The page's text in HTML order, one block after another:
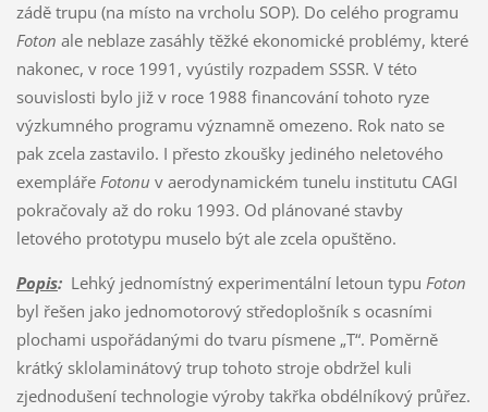
zádě trupu (na místo na vrcholu SOP). Do celého programu
Foton ale neblaze zasáhly těžké ekonomické problémy, které
nakonec, v roce 1991, vyústily rozpadem SSSR. V této
souvislosti bylo již v roce 1988 financování tohoto ryze
výzkumného programu významně omezeno. Rok nato se
pak zcela zastavilo. I přesto zkoušky jediného neletového
exempláře Fotonu v aerodynamickém tunelu institutu CAGI
pokračovaly až do roku 1993. Od plánované stavby
letového prototypu muselo být ale zcela opuštěno.
Popis:Lehký jednomístný experimentální letoun typu Foton
byl řešen jako jednomotorový středoplošník s ocasními
plochami uspořádanými do tvaru písmene „T“. Poměrně
krátký sklolaminátový trup tohoto stroje obdržel kuli
zjednodušení technologie výroby takřka obdélníkový průřez.